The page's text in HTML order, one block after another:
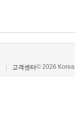
고객센터© 2026